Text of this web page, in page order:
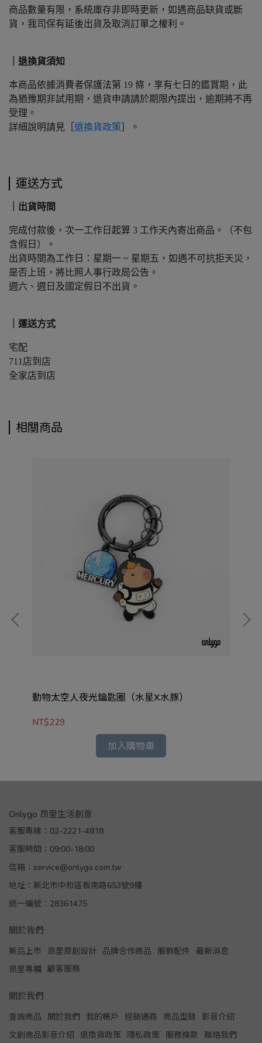
商品數量有限，系統庫存非即時更新，如遇商品缺貨或斷
貨，我司保有延後出貨及取消訂單之權利。
｜退換貨須知
本商品依據消費者保護法第 19 條，享有七日的鑑賞期，此
為猶豫期非試用期，退貨申請請於期限內提出，逾期將不再
受理。
詳細說明請見［ 退換貨政策 ］。
運送方式
｜出貨時間
完成付款後，次一工作日起算 3 工作天內寄出商品。（不包
含假日）。
出貨時間為工作日：星期一 ~ 星期五，如遇不可抗拒天災，
是否上班，將比照人事行政局公告。
週六、週日及國定假日不出貨。
｜運送方式
宅配
711店到店
全家店到店
相關商品
動物太空人夜光鑰匙圈（水星X水豚）
NT$229
加入購物車
Onlygo 昂里生活創意
客服專線：02-2221-4818
客服時間：09:00-18:00
信箱：service@onlygo.com.tw
地址：新北市中和區板南路653號9樓
統一編號：28361475
關於我們
新品上市 昂里原創設計 品牌合作商品 服飾配件
最新消息
昂里專欄
顧客服務
關於我們
查詢商品 關於我們 我的帳戶 經銷通路 商品型錄
影音介紹
文創商品影音介紹
退換貨政策 隱私政策 服務條款 聯絡我們